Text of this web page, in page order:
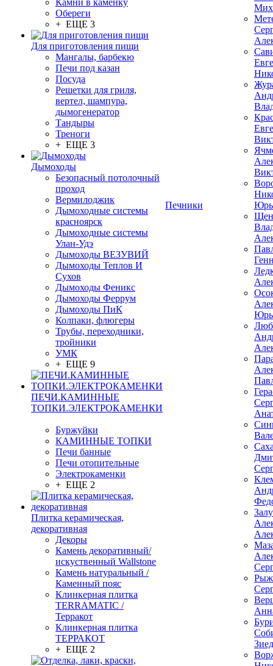
Камни в каменку
Обереги
+ ЕЩЕ 3
Для приготовления пищи
Мангалы, барбекю
Печи под казан
Посуда
Решетки для гриля,
вертел, шампура,
дымогенератор
Тандыры
Треноги
+ ЕЩЕ 3
Дымоходы
Безопасный потолочный
проход
Вермилоджик
Дымоходные системы
красноярск
Дымоходные системы
Улан-Удэ
Дымоходы ВЕЗУВИЙ
Дымоходы Теплов И
Сухов
Дымоходы Феникс
Дымоходы Феррум
Дымоходы ПиК
Колпаки, флюгеры
Трубы, переходники,
тройники
УМК
+ ЕЩЕ 9
ПЕЧИ.КАМИННЫЕ
ТОПКИ.ЭЛЕКТРОКАМЕНКИ
Буржуйки
КАМИННЫЕ ТОПКИ
Печи банные
Печи отопительные
Электрокаменки
+ ЕЩЕ 2
Плитка керамическая,
декоративная
Декоры
Камень декоративный/
искуственный Wallstone
Камень натуральный /
Каменный пояс
Клинкерная плитка
TERRAMATIC /
Терракот
Клинкерная плитка
ТЕРРАКОТ
+ ЕЩЕ 2
Печники